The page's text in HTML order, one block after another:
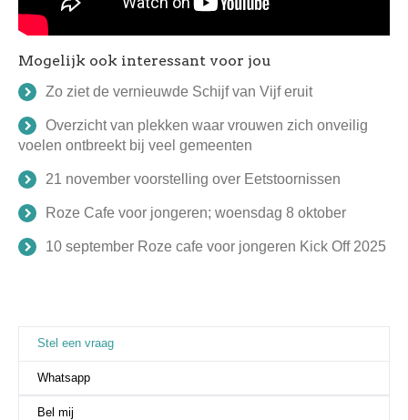
Mogelijk ook interessant voor jou
Zo ziet de vernieuwde Schijf van Vijf eruit
Overzicht van plekken waar vrouwen zich onveilig
voelen ontbreekt bij veel gemeenten
21 november voorstelling over Eetstoornissen
Roze Cafe voor jongeren; woensdag 8 oktober
10 september Roze cafe voor jongeren Kick Off 2025
Stel een vraag
Whatsapp
Bel mij